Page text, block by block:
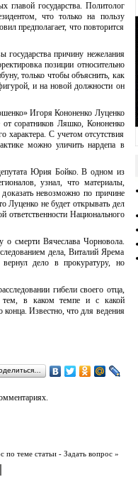
государства. Политолог
что только на пользу
предполагает, что повторится
государства причину нежелания
позиции относительно
только чтобы объяснить, как
и на новой должности он
Игоря Кононенко Луценко
от соратников Ляшко, Кононенко
характера. С учетом отсутствия
можно уличить нардепа в
Юрия Бойко. В одном из
узнал, что материалы,
невозможно по причине
Луценко не будет открывать дел
ответственности Национального
о смерти Вячеслава Чорновола.
дела, Виталий Ярема
дело в прокуратуру, но
гибели своего отца,
тем, в каком темпе и с какой
конца. Известно, что для ведения
по теме статьи - Задать вопрос »